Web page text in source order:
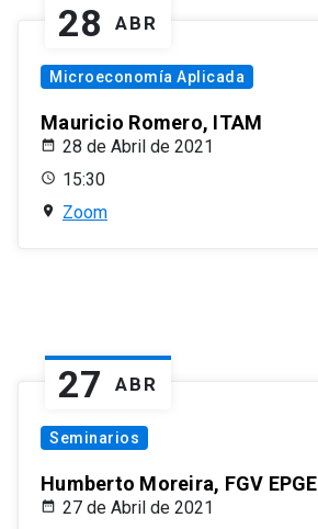
28 ABR
Microeconomía Aplicada
Mauricio Romero, ITAM
28 de Abril de 2021
15:30
Zoom
27 ABR
Seminarios
Humberto Moreira, FGV EPGE
27 de Abril de 2021